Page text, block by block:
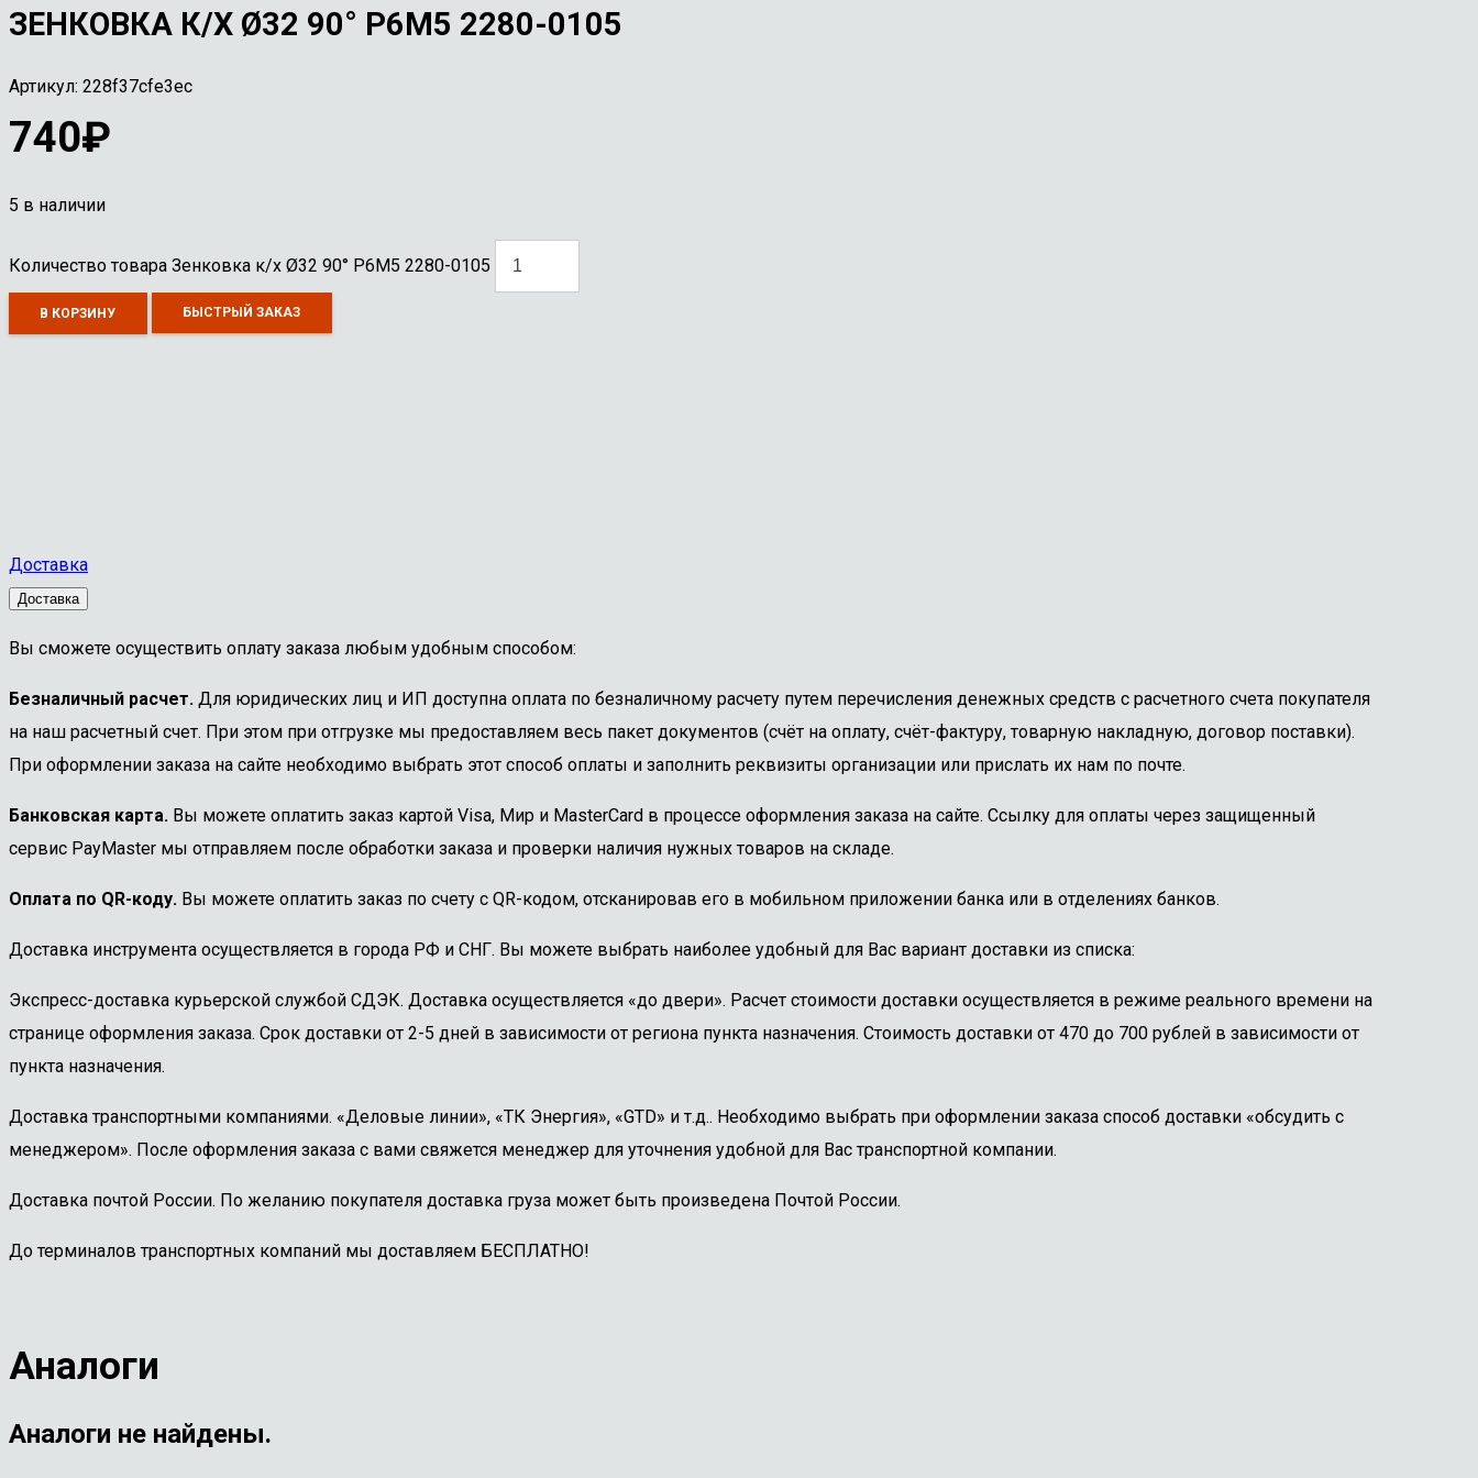
ЗЕНКОВКА К/Х Ø32 90° Р6М5 2280-0105
Артикул: 228f37cfe3ec
740₽
5 в наличии
Количество товара Зенковка к/х Ø32 90° Р6М5 2280-0105
В КОРЗИНУ БЫСТРЫЙ ЗАКАЗ
Доставка
Доставка
Вы сможете осуществить оплату заказа любым удобным способом:
Безналичный расчет. Для юридических лиц и ИП доступна оплата по безналичному расчету путем перечисления денежных средств с расчетного счета покупателя
на наш расчетный счет. При этом при отгрузке мы предоставляем весь пакет документов (счёт на оплату, счёт-фактуру, товарную накладную, договор поставки).
При оформлении заказа на сайте необходимо выбрать этот способ оплаты и заполнить реквизиты организации или прислать их нам по почте.
Банковская карта. Вы можете оплатить заказ картой Visa, Мир и MasterCard в процессе оформления заказа на сайте. Ссылку для оплаты через защищенный
сервис PayMaster мы отправляем после обработки заказа и проверки наличия нужных товаров на складе.
Оплата по QR-коду. Вы можете оплатить заказ по счету с QR-кодом, отсканировав его в мобильном приложении банка или в отделениях банков.
Доставка инструмента осуществляется в города РФ и СНГ. Вы можете выбрать наиболее удобный для Вас вариант доставки из списка:
Экспресс-доставка курьерской службой СДЭК. Доставка осуществляется «до двери». Расчет стоимости доставки осуществляется в режиме реального времени на
странице оформления заказа. Срок доставки от 2-5 дней в зависимости от региона пункта назначения. Стоимость доставки от 470 до 700 рублей в зависимости от
пункта назначения.
Доставка транспортными компаниями. «Деловые линии», «ТК Энергия», «GTD» и т.д.. Необходимо выбрать при оформлении заказа способ доставки «обсудить с
менеджером». После оформления заказа с вами свяжется менеджер для уточнения удобной для Вас транспортной компании.
Доставка почтой России. По желанию покупателя доставка груза может быть произведена Почтой России.
До терминалов транспортных компаний мы доставляем БЕСПЛАТНО!
Аналоги
Аналоги не найдены.